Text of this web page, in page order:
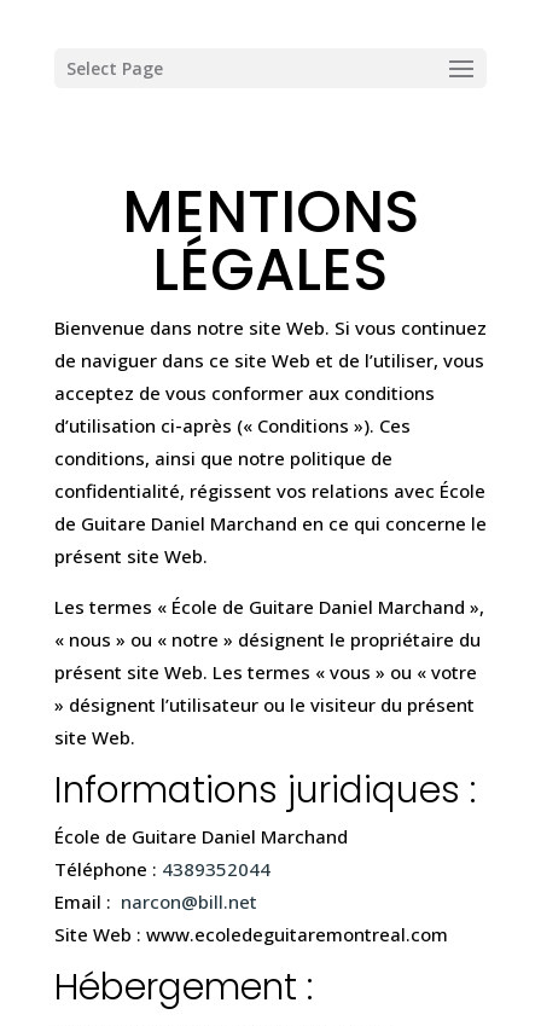
Select Page
MENTIONS
LÉGALES
Bienvenue dans notre site Web. Si vous continuez
de naviguer dans ce site Web et de l’utiliser, vous
acceptez de vous conformer aux conditions
d’utilisation ci-après (« Conditions »). Ces
conditions, ainsi que notre politique de
confidentialité, régissent vos relations avec École
de Guitare Daniel Marchand en ce qui concerne le
présent site Web.
Les termes « École de Guitare Daniel Marchand »,
« nous » ou « notre » désignent le propriétaire du
présent site Web. Les termes « vous » ou « votre
» désignent l’utilisateur ou le visiteur du présent
site Web.
Informations juridiques :
École de Guitare Daniel Marchand
Téléphone : 4389352044
Email : narcon@bill.net
Site Web : www.ecoledeguitaremontreal.com
Hébergement :